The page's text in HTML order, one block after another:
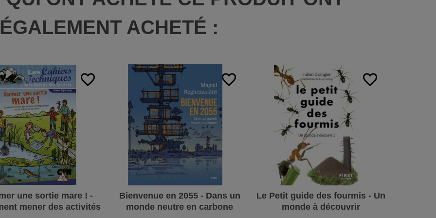
ÉGALEMENT ACHETÉ :
favorite_border
une sortie mare ! -
mener des activités
favorite_border
Bienvenue en 2055 - Dans un
monde neutre en carbone
favorite_border
Le Petit guide des fourmis - Un
monde à découvrir